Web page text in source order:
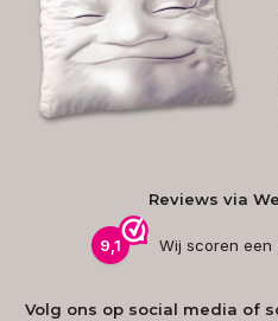
Reviews via
9,1 Wij scoren een
Volg ons op social media of